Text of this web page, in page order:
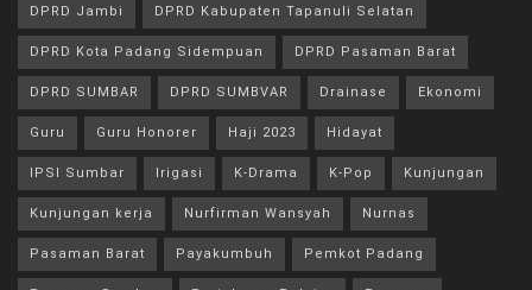
DPRD Jambi DPRD Kabupaten Tapanuli Selatan
DPRD Kota Padang Sidempuan DPRD Pasaman Barat
DPRD SUMBAR DPRD SUMBVAR Drainase Ekonomi
Guru Guru Honorer Haji 2023 Hidayat
IPSI Sumbar Irigasi K-Drama K-Pop Kunjungan
Kunjungan kerja Nurfirman Wansyah Nurnas
Pasaman Barat Payakumbuh Pemkot Padang